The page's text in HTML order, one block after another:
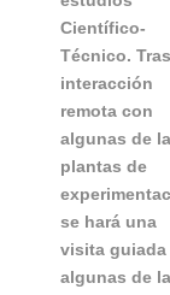
Científico-
Técnico.
interacción
remota con
algunas de
plantas de
se hará una
visita guiada
algunas de